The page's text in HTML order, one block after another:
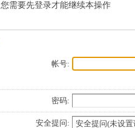
您需要先登录才能继续本操作
帐号:
密码:
安全提问: